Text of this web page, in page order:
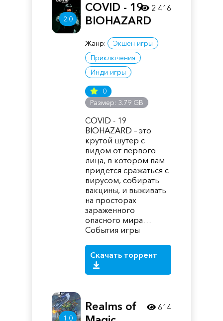
2.0
COVID - 19
BIOHAZARD
Жанр:
Экшен игры
Приключения
Инди игры
0
Размер: 3.79 GB
COVID - 19
BIOHAZARD – это
крутой шутер с
видом от первого
лица, в котором вам
придется сражаться с
вирусом, собирать
вакцины, и выживать
на просторах
зараженного
опасного мира…
События игры
Скачать торрент
2 416
1.0
Realms of
614